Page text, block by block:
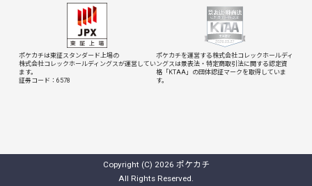
ポケカチは東証スタンダード上場の
株式会社コレックホールディングスが運営してい
ます。
証券コード：6578
ポケカチを運営する株式会社コレックホールディ
ングスは景表法・特定商取引法に関する認定資
格「KTAA」の団体認証マークを取得していま
す。
Copyright (C) 2026 ポケカチ
All Rights Reserved.